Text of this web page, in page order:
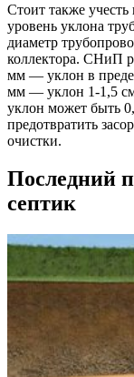
Стоит также
уровень уклона
диаметр
коллектора. СНиП
мм — уклон в
мм — уклон 1-1,5
уклон может быть
предотвратить
очистки.
Последний
септик